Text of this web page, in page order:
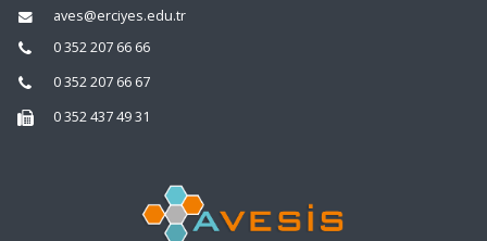
aves@erciyes.edu.tr
0 352 207 66 66
0 352 207 66 67
0 352 437 49 31